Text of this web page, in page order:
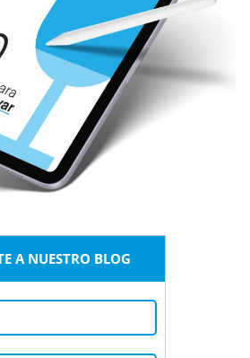
A NUESTRO BLOG